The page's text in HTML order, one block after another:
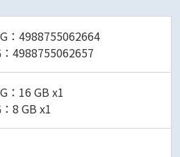
：4988755062664
4988755062657
：16 GB x1
8 GB x1